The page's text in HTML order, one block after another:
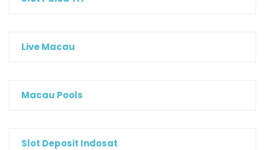
Live Macau
Macau Pools
Slot Deposit Indosat